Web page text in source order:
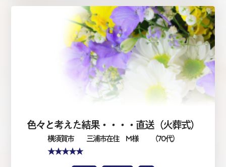
色々と考えた結果・・・・直送（火葬式）
横須賀市 三浦市在住 M 様 （70代）
★★★★★